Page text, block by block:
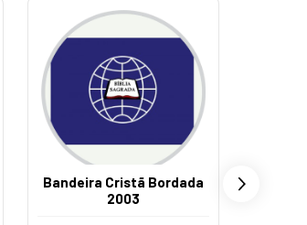
Bandeira Cristã Bordada
2003